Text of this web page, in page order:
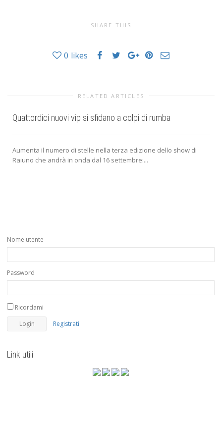
SHARE THIS
0 likes
RELATED ARTICLES
Quattordici nuovi vip si sfidano a colpi di rumba
Aumenta il numero di stelle nella terza edizione dello show di
Raiuno che andrà in onda dal 16 settembre:...
Nome utente
Password
Ricordami
Registrati
Link utili